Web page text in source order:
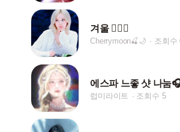
겨울 👱🏼‍♀️
Cherrymoon🍒🌙 조회수
에스파 느좋 샷 나눔
럽미라이트 조회수 5